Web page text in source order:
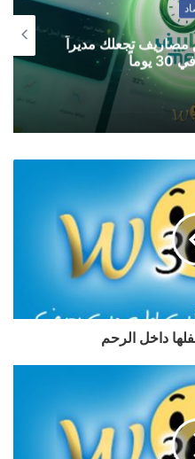
مصاريف تجعلك مديراً
يوماً
داخل الرحم